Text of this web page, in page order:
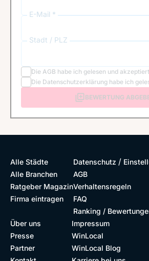
E-Mail *
Stadt / PLZ
Die AGB habe ich gelesen und akzeptiert
Die Datenschutzerklärung habe ich
BEWERTUNG
Alle Städte
Alle Branchen
Ratgeber Magazin
Firma eintragen
Datenschutz /
AGB
Verhaltensregeln
FAQ
Ranking /
Über uns
Presse
Partner
Impressum
WinLocal
WinLocal Blog